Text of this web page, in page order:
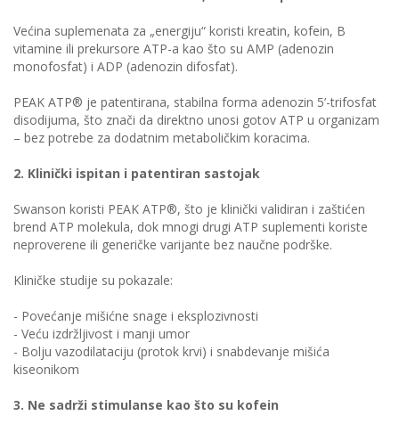
Većina suplemenata za „energiju“ koristi kreatin, kofein, B
vitamine ili prekursore ATP-a kao što su AMP (adenozin
monofosfat) i ADP (adenozin difosfat).
PEAK ATP® je patentirana, stabilna forma adenozin 5’-trifosfat
disodijuma, što znači da direktno unosi gotov ATP u organizam
– bez potrebe za dodatnim metaboličkim koracima.
2. Klinički ispitan i patentiran sastojak
Swanson koristi PEAK ATP®, što je klinički validiran i zaštićen
brend ATP molekula, dok mnogi drugi ATP suplementi koriste
neproverene ili generičke varijante bez naučne podrške.
Kliničke studije su pokazale:
- Povećanje mišićne snage i eksplozivnosti
- Veću izdržljivost i manji umor
- Bolju vazodilataciju (protok krvi) i snabdevanje mišića
kiseonikom
3. Ne sadrži stimulanse kao što su kofein